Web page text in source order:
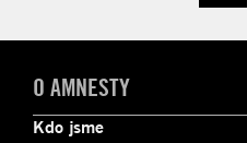
O AMNESTY
Kdo jsme